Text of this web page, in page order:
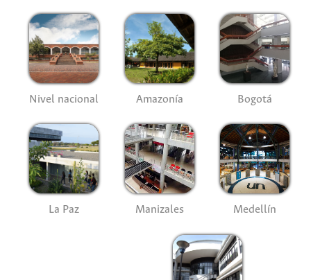
Nivel nacional Amazonía Bogotá
La Paz Manizales Medellín